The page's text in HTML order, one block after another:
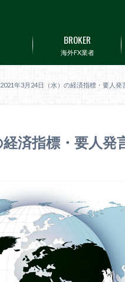
海外FX業者
BROKER
2021年3月24日（水）の経済指標・要人発
済指標・要人発